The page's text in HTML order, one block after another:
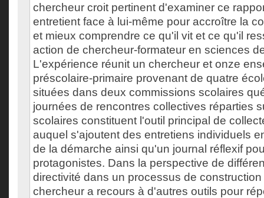
chercheur croit pertinent d'examiner ce
entretient face à lui-même pour accroître la
et mieux comprendre ce qu'il vit et ce qu'il
action de chercheur-formateur en sciences
L'expérience réunit un chercheur et onze
préscolaire-primaire provenant de quatre
situées dans deux commissions scolaires
journées de rencontres collectives réparties
scolaires constituent l'outil principal de
auquel s'ajoutent des entretiens individuels
de la démarche ainsi qu'un journal réflexif
protagonistes. Dans la perspective de
directivité dans un processus de
chercheur a recours à d'autres outils pour